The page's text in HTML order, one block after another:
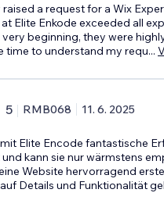
a request for a Wix
Elite Enkode exceeded all
very beginning, they were
time to understand my requ...
5 RMB068 11. 6. 2025
Elite Encode fantastische
kann sie nur wärmstens
Website hervorragend
Details und Funktionalität